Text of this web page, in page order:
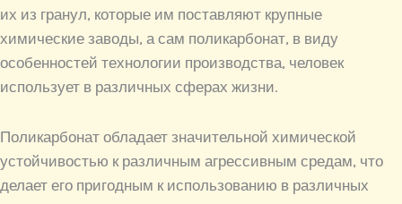
их из гранул, которые им поставляют крупные
химические заводы, а сам поликарбонат, в виду
особенностей технологии производства, человек
использует в различных сферах жизни.
Поликарбонат обладает значительной химической
устойчивостью к различным агрессивным средам, что
делает его пригодным к использованию в различных